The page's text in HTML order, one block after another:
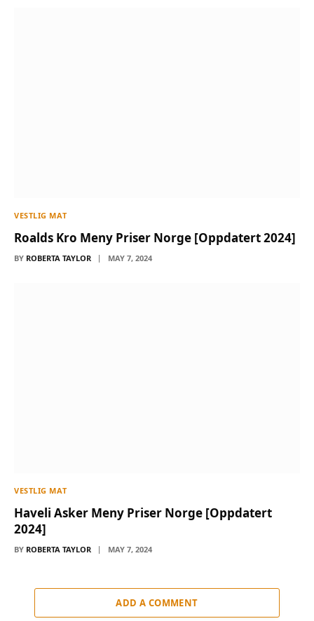
VESTLIG MAT
Roalds Kro Meny Priser Norge [Oppdatert 2024]
BY ROBERTA TAYLOR MAY 7, 2024
VESTLIG MAT
Haveli Asker Meny Priser Norge [Oppdatert
2024]
BY ROBERTA TAYLOR MAY 7, 2024
ADD A COMMENT